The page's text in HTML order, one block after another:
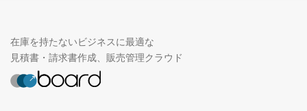
在庫を持たないビジネスに最適な
見積書・請求書作成、販売管理クラウド